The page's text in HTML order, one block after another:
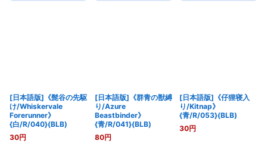
[日本語版]《髭谷の先駆
け/Whiskervale
Forerunner》
{白/R/040}(BLB)
30円
[日本語版]《群青の獣縛
り/Azure
Beastbinder》
{青/R/041}(BLB)
80円
[日本語版]《仔狸寝入
り/Kitnap》
{青/R/053}(BLB)
30円